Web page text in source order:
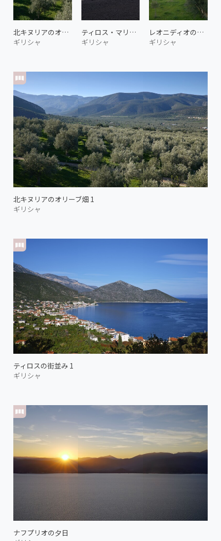
北キヌリアのオリーブ畑 2
ギリシャ
北キヌリアのオリーブ畑 1
ギリシャ
ティロスの街並み 1
ギリシャ
ナフプリオの夕日
ティロス・マリーナの朝
ギリシャ
レオニディオの街並み 2
ギリシャ